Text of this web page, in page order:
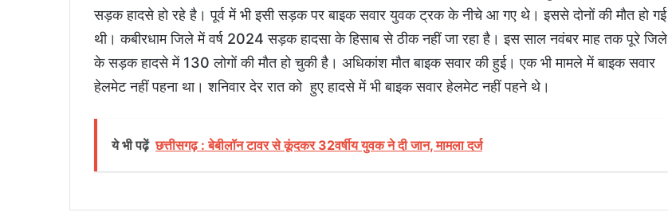
सड़क हादसे हो रहे है। पूर्व में भी इसी सड़क पर बाइक सवार युवक ट्रक के नीचे आ गए थे। इससे दोनों की मौत हो गई
थी। कबीरधाम जिले में वर्ष 2024 सड़क हादसा के हिसाब से ठीक नहीं जा रहा है। इस साल नवंबर माह तक पूरे जिले
के सड़क हादसे में 130 लोगों की मौत हो चुकी है। अधिकांश मौत बाइक सवार की हुई। एक भी मामले में बाइक सवार
हेलमेट नहीं पहना था। शनिवार देर रात को हुए हादसे में भी बाइक सवार हेलमेट नहीं पहने थे।
ये भी पढ़ें छत्तीसगढ़ : बेबीलॉन टावर से कूंदकर 32वर्षीय युवक ने दी जान, मामला दर्ज